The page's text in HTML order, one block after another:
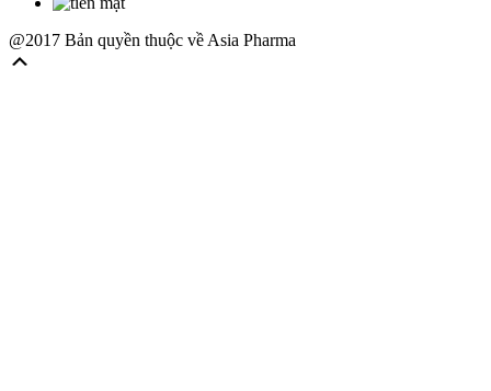
@2017 Bản quyền thuộc về Asia Pharma